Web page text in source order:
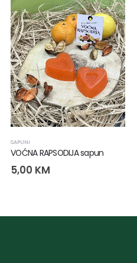
SAPUNI
VOĆNA RAPSODIJA sapun
5,00 KM